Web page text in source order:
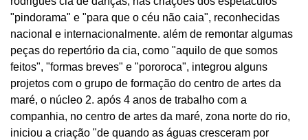
"pindorama" e "para que o céu não caia", reconhecidas
nacional e internacionalmente. além de remontar algumas
peças do repertório da cia, como "aquilo de que somos
feitos", "formas breves" e "pororoca", integrou alguns
projetos com o grupo de formação do centro de artes da
maré, o núcleo 2. após 4 anos de trabalho com a
companhia, no centro de artes da maré, zona norte do rio,
iniciou a criação "de quando as águas cresceram por